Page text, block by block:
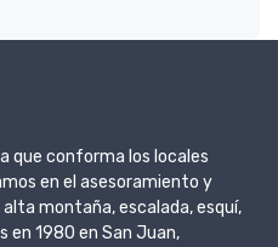
que conforma los locales
en el asesoramiento y
montaña, escalada, esquí,
en 1980 en San Juan,